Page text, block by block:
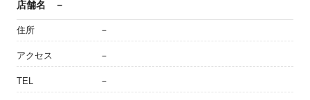
店舗名 －
住所 －
アクセス －
TEL －